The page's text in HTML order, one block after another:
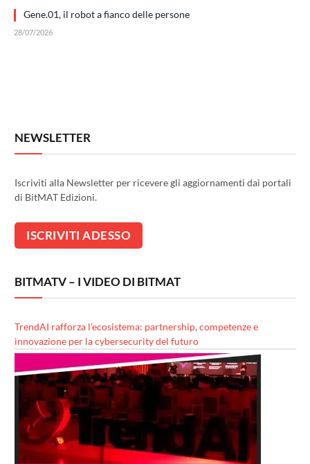
Gene.01, il robot a fianco delle persone
28/07/2026
NEWSLETTER
Iscriviti alla Newsletter per ricevere gli aggiornamenti dai portali
di BitMAT Edizioni.
BITMATV – I VIDEO DI BITMAT
TrendAI rafforza l’ecosistema: partnership, competenze e
innovazione per la cybersecurity del futuro